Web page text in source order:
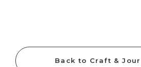
Back to Craft &